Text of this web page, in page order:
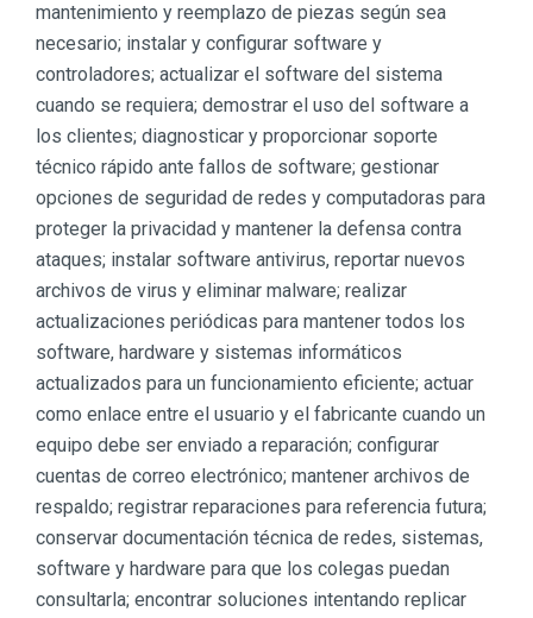
mantenimiento y reemplazo de piezas según sea
necesario; instalar y configurar software y
controladores; actualizar el software del sistema
cuando se requiera; demostrar el uso del software a
los clientes; diagnosticar y proporcionar soporte
técnico rápido ante fallos de software; gestionar
opciones de seguridad de redes y computadoras para
proteger la privacidad y mantener la defensa contra
ataques; instalar software antivirus, reportar nuevos
archivos de virus y eliminar malware; realizar
actualizaciones periódicas para mantener todos los
software, hardware y sistemas informáticos
actualizados para un funcionamiento eficiente; actuar
como enlace entre el usuario y el fabricante cuando un
equipo debe ser enviado a reparación; configurar
cuentas de correo electrónico; mantener archivos de
respaldo; registrar reparaciones para referencia futura;
conservar documentación técnica de redes, sistemas,
software y hardware para que los colegas puedan
consultarla; encontrar soluciones intentando replicar